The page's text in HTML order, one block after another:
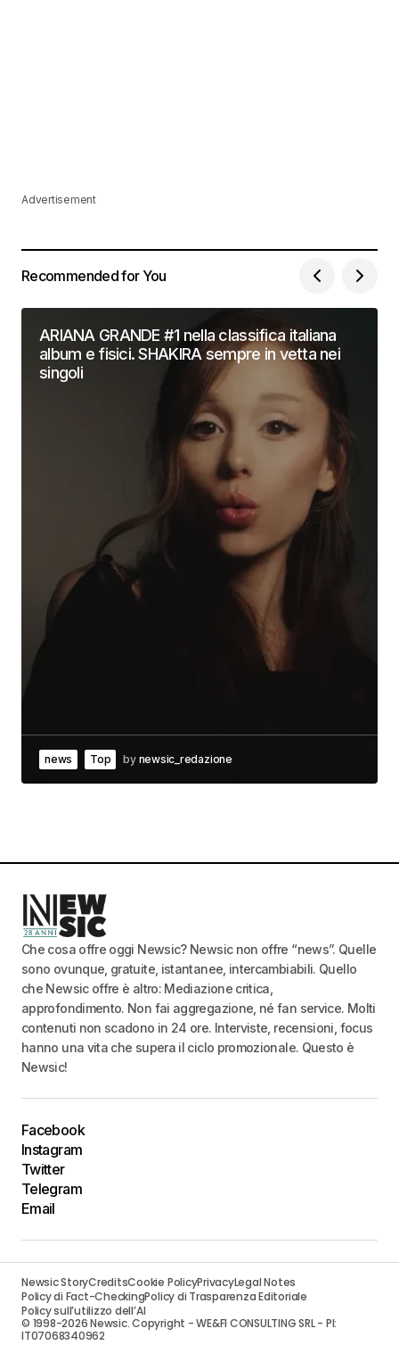
Advertisement
Recommended for You
ARIANA GRANDE #1 nella classifica italiana
album e fisici. SHAKIRA sempre in vetta nei
singoli
news Top by newsic_redazione
Che cosa offre oggi Newsic? Newsic non offre “news”. Quelle
sono ovunque, gratuite, istantanee, intercambiabili. Quello
che Newsic offre è altro: Mediazione critica,
approfondimento. Non fai aggregazione, né fan service. Molti
contenuti non scadono in 24 ore. Interviste, recensioni, focus
hanno una vita che supera il ciclo promozionale. Questo è
Newsic!
Facebook
Instagram
Twitter
Telegram
Email
Newsic StoryCreditsCookie PolicyPrivacyLegal Notes
Policy di Fact-CheckingPolicy di Trasparenza Editoriale
Policy sull’utilizzo dell’AI
© 1998-2026 Newsic. Copyright - WE&FI CONSULTING SRL - PI:
IT07068340962